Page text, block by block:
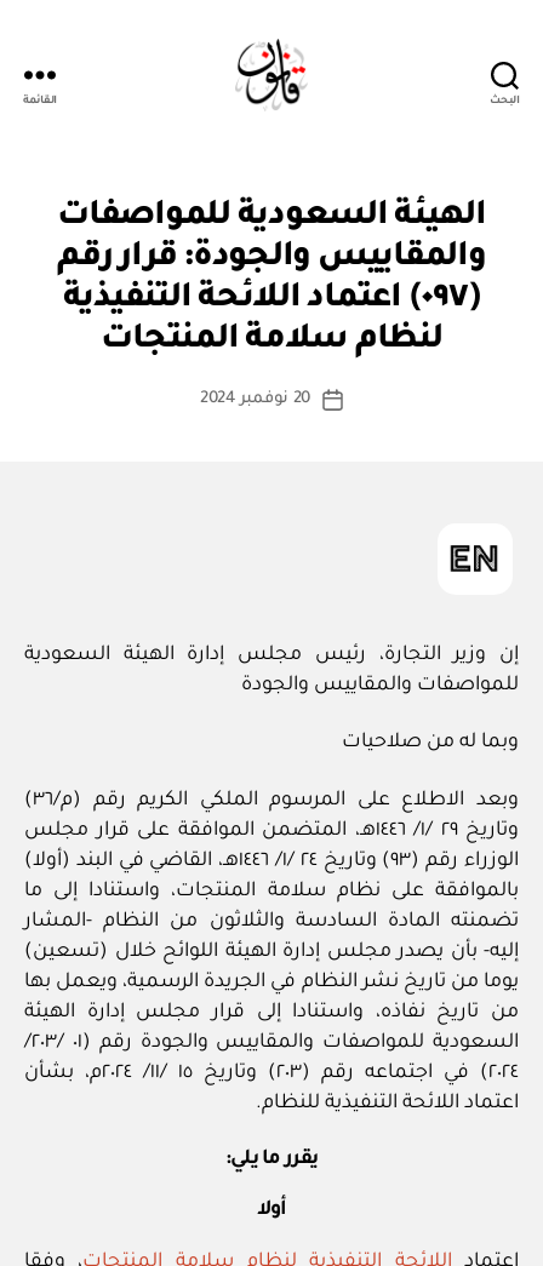
البحث القائمة
التصنيفات
الهيئة السعودية للمواصفات
والمقاييس والجودة: قرار رقم
(٠٩٧) اعتماد اللائحة التنفيذية
لنظام سلامة المنتجات
كاتب
بو
س
ة
تاريخ
20 نوفمبر 2024
إن وزير التجارة، رئيس مجلس إدارة الهيئة السعودية
للمواصفات والمقاييس والجودة
وبما له من صلاحيات
وبعد الاطلاع على المرسوم الملكي الكريم رقم (م/٣٦)
وتاريخ ٢٩ /١/ ١٤٤٦هـ، المتضمن الموافقة على قرار مجلس
الوزراء رقم (٩٣) وتاريخ ٢٤ /١/ ١٤٤٦هـ، القاضي في البند (أولا)
بالموافقة على نظام سلامة المنتجات، واستنادا إلى ما
تضمنته المادة السادسة والثلاثون من النظام -المشار
إليه- بأن يصدر مجلس إدارة الهيئة اللوائح خلال (تسعين)
يوما من تاريخ نشر النظام في الجريدة الرسمية، ويعمل بها
من تاريخ نفاذه، واستنادا إلى قرار مجلس إدارة الهيئة
السعودية للمواصفات والمقاييس والجودة رقم (٠١ /٢٠٣/
٢٠٢٤) في اجتماعه رقم (٢٠٣) وتاريخ ١٥ /١١/ ٢٠٢٤م، بشأن
اعتماد اللائحة التنفيذية للنظام.
يقرر ما يلي:
أولا